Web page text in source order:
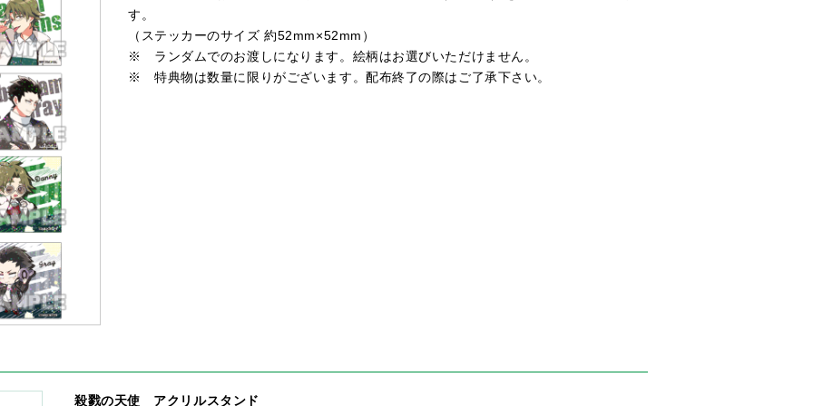
す。
（ステッカーのサイズ 約52mm×52mm）
※ ランダムでのお渡しになります。絵柄はお選びいただけません。
※ 特典物は数量に限りがございます。配布終了の際はご了承下さい。
殺戮の天使 アクリルスタンド